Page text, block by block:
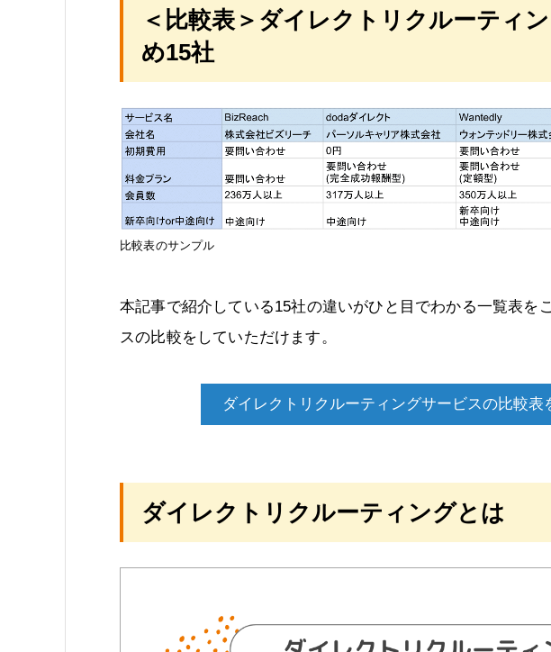
＜比較表＞ダイレクトリクルーティ
め15社
比較表のサンプル
本記事で紹介している15社の違いがひと目でわかる一覧表を
スの比較をしていただけます。
ダイレクトリクルーティングサービスの比較表
ダイレクトリクルーティングとは